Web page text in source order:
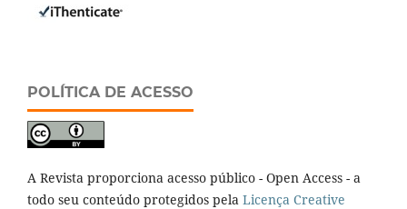
POLÍTICA DE ACESSO
A Revista proporciona acesso público - Open Access - a
todo seu conteúdo protegidos pela Licença Creative